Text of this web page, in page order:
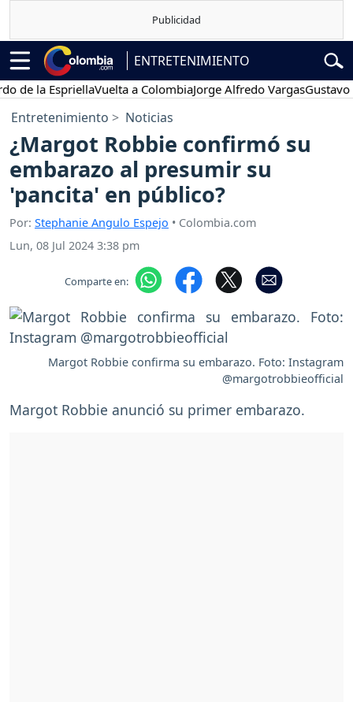
ENTRETENIMIENTO
la EspriellaVuelta a ColombiaJorge Alfredo VargasGustavo
Entretenimiento Noticias
¿Margot Robbie confirmó su
embarazo al presumir su
'pancita' en público?
Por: Stephanie Angulo Espejo • Colombia.com
Lun, 08 Jul 2024 3:38 pm
Comparte en:
Margot Robbie confirma su embarazo. Foto: Instagram
@margotrobbieofficial
Margot Robbie anunció su primer embarazo.